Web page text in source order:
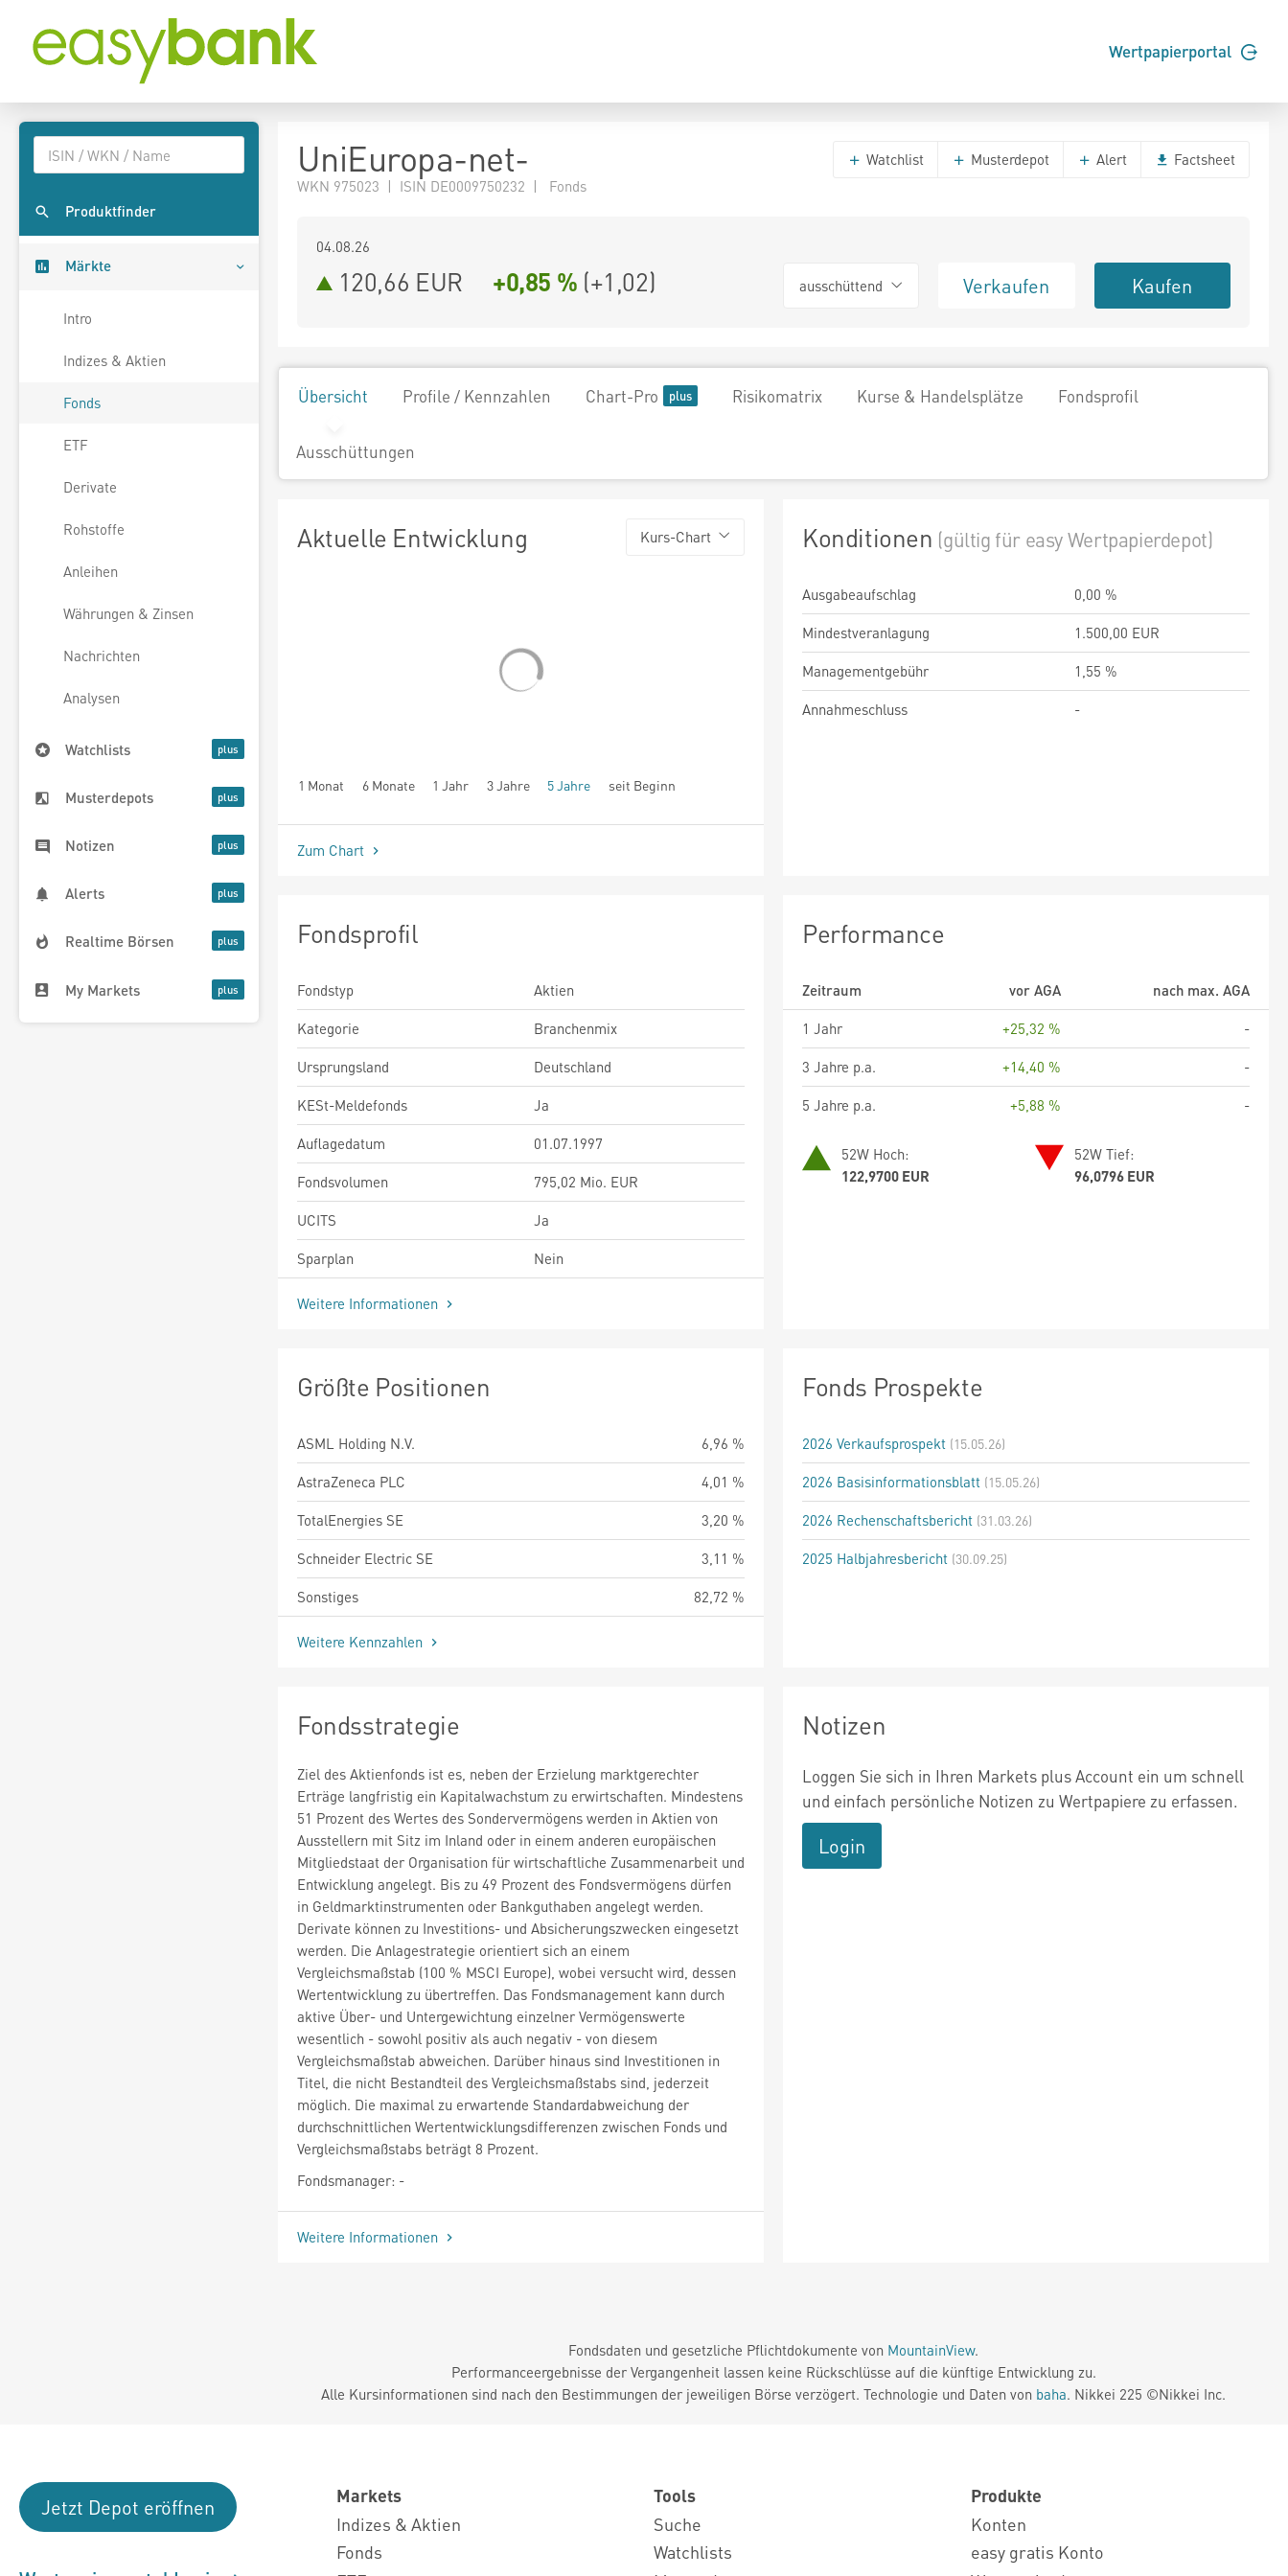
Wertpapierportal
Produktfinder
Märkte
Intro
Indizes & Aktien
Fonds
ETF
Derivate
Rohstoffe
Anleihen
Währungen & Zinsen
Nachrichten
Analysen
Watchlists
Musterdepots
Notizen
Alerts
Realtime Börsen
My Markets
UniEuropa-net-
WKN 975023 | ISIN DE0009750232 | Fonds
Watchlist Musterdepot Alert Factsheet
04.08.26
120,66 EUR +0,85 % (+1,02) ausschüttend Verkaufen Kaufen
Übersicht Profile / Kennzahlen Chart-Pro Risikomatrix Kurse & Handelsplätze Fondsprofil
Ausschüttungen
Aktuelle Entwicklung Kurs-Chart
1 Monat 6 Monate 1 Jahr 3 Jahre 5 Jahre seit Beginn
Zum Chart
Konditionen (gültig für easy Wertpapierdepot)
Ausgabeaufschlag
0,00 %
Mindestveranlagung
1.500,00 EUR
Managementgebühr
1,55 %
Annahmeschluss
-
Fondsprofil
Fondstyp
Aktien
Kategorie
Branchenmix
Ursprungsland
Deutschland
KESt-Meldefonds
Ja
Auflagedatum
01.07.1997
Fondsvolumen
795,02 Mio. EUR
UCITS
Ja
Sparplan
Nein
Weitere Informationen
Performance
Zeitraum vor AGA
nach max. AGA
1 Jahr
+25,32 %
-
3 Jahre p.a.
+14,40 %
-
5 Jahre p.a.
+5,88 % -
52W Hoch:
122,9700 EUR
52W Tief:
96,0796 EUR
Größte Positionen
ASML Holding N.V.
6,96 %
AstraZeneca PLC
4,01 %
TotalEnergies SE
3,20 %
Schneider Electric SE
3,11 %
Sonstiges
82,72 %
Weitere Kennzahlen
Fonds Prospekte
2026 Verkaufsprospekt (15.05.26)
2026 Basisinformationsblatt (15.05.26)
2026 Rechenschaftsbericht (31.03.26)
2025 Halbjahresbericht (30.09.25)
Fondsstrategie
Ziel des Aktienfonds ist es, neben der Erzielung marktgerechter
Erträge langfristig ein Kapitalwachstum zu erwirtschaften. Mindestens
51 Prozent des Wertes des Sondervermögens werden in Aktien von
Ausstellern mit Sitz im Inland oder in einem anderen europäischen
Mitgliedstaat der Organisation für wirtschaftliche Zusammenarbeit und
Entwicklung angelegt. Bis zu 49 Prozent des Fondsvermögens dürfen
in Geldmarktinstrumenten oder Bankguthaben angelegt werden.
Derivate können zu Investitions- und Absicherungszwecken eingesetzt
werden. Die Anlagestrategie orientiert sich an einem
Vergleichsmaßstab (100 % MSCI Europe), wobei versucht wird, dessen
Wertentwicklung zu übertreffen. Das Fondsmanagement kann durch
aktive Über- und Untergewichtung einzelner Vermögenswerte
wesentlich - sowohl positiv als auch negativ - von diesem
Vergleichsmaßstab abweichen. Darüber hinaus sind Investitionen in
Titel, die nicht Bestandteil des Vergleichsmaßstabs sind, jederzeit
möglich. Die maximal zu erwartende Standardabweichung der
durchschnittlichen Wertentwicklungsdifferenzen zwischen Fonds und
Vergleichsmaßstabs beträgt 8 Prozent.
Fondsmanager: -
Weitere Informationen
Notizen
Loggen Sie sich in Ihren Markets plus Account ein um schnell
und einfach persönliche Notizen zu Wertpapiere zu erfassen.
Login
Fondsdaten und gesetzliche Pflichtdokumente von MountainView.
Performanceergebnisse der Vergangenheit lassen keine Rückschlüsse auf die künftige Entwicklung zu.
Alle Kursinformationen sind nach den Bestimmungen der jeweiligen Börse verzögert. Technologie und Daten von baha. Nikkei 225 ©Nikkei Inc.
Jetzt Depot eröffnen
Markets
Indizes & Aktien
Fonds
Tools
Suche
Watchlists
Produkte
Konten
easy gratis Konto